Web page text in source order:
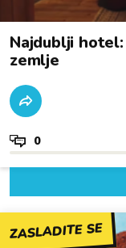
Najdublji
zemlje
0
ZASLADITE SE